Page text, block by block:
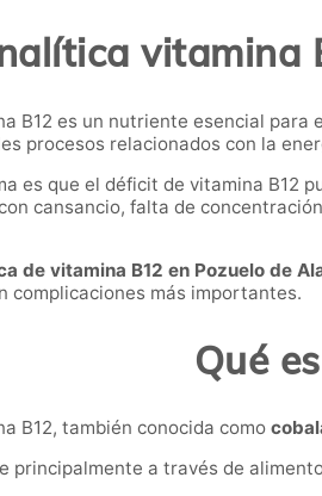
vitamina
B12 es un nutriente esencial
procesos relacionados con la
es que el déficit de vitamina B12
cansancio, falta de
de vitamina B12 en Pozuelo de
complicaciones más importantes.
Qué
B12, también conocida como
principalmente a través de